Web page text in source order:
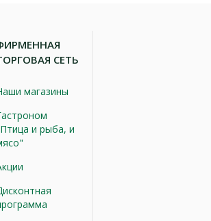
СЕТЬ
магазины
и рыба, и